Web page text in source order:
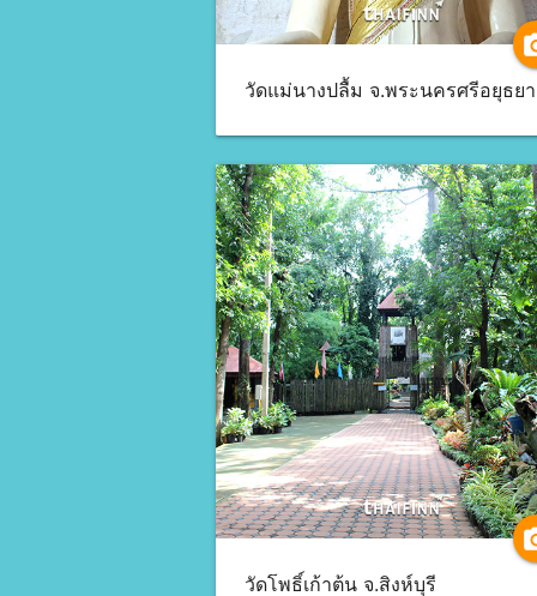
วัดแม่นางปลื้ม จ.พระนครศรีอยุธยา
วัดโพธิ์เก้าต้น จ.สิงห์บุรี